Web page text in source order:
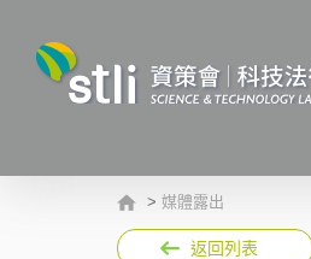
> 媒體露出
返回列表